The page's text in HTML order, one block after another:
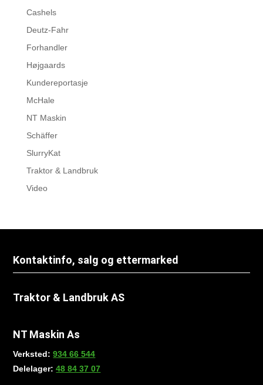
Cashels
Deutz-Fahr
Forhandler
Højgaards
Kundereportasje
McHale
NT Maskin
Schäffer
SlurryKat
Traktor & Landbruk
Video
Kontaktinfo, salg og ettermarked
Traktor & Landbruk AS
NT Maskin As
Verksted:934 66 544
Delelager:48 84 37 07